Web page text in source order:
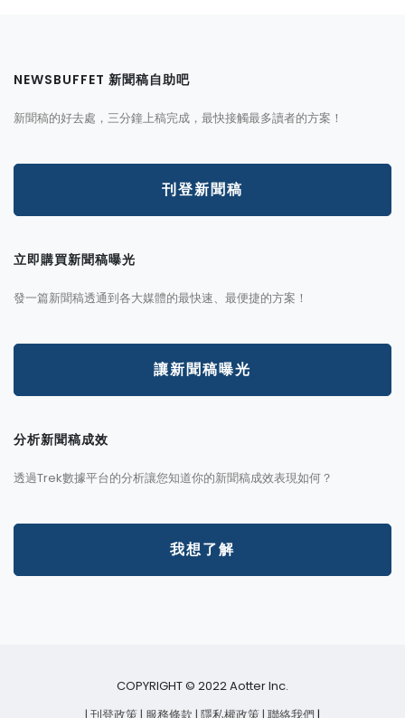
NEWSBUFFET 新聞稿自助吧
新聞稿的好去處，三分鐘上稿完成，最快接觸最多讀者的方案！
刊登新聞稿
立即購買新聞稿曝光
發一篇新聞稿透通到各大媒體的最快速、最便捷的方案！
讓新聞稿曝光
分析新聞稿成效
透過Trek數據平台的分析讓您知道你的新聞稿成效表現如何？
我想了解
COPYRIGHT © 2022 Aotter Inc.